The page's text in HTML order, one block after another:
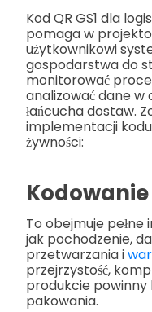
Kod QR GS1 dla
pomaga w
użytkownikowi
gospodarstwa do
monitorować
analizować dane
łańcucha dostaw.
implementacji kodu
żywności:
To obejmuje
jak pochodzenie,
przetwarzania i
przejrzystość,
produkcie powinny
pakowania.